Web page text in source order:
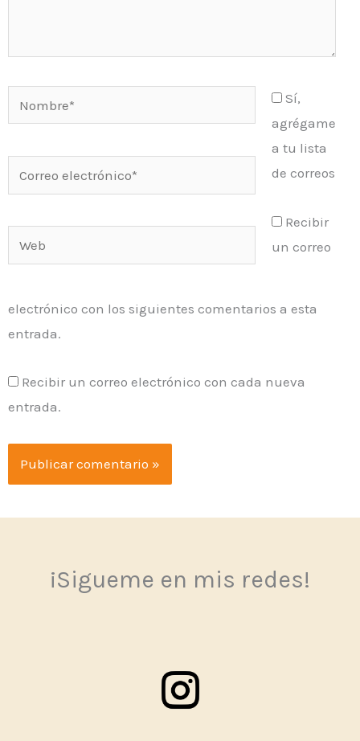
electrónico*
Sí,
agrégame
a tu lista
de correos
Recibir
un correo
electrónico con los siguientes comentarios a esta
entrada.
Recibir un correo electrónico con cada nueva
entrada.
¡Sigueme en mis redes!